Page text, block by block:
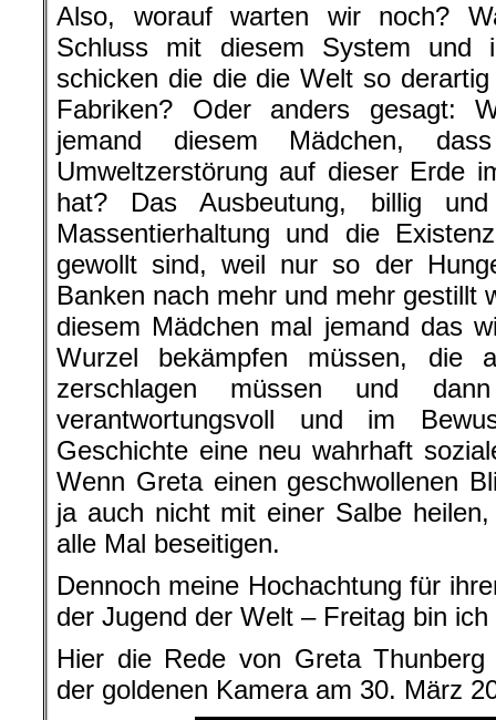
Also, worauf warten wir noch?
Schluss mit diesem System und
schicken die die die Welt so
Fabriken? Oder anders gesagt:
jemand diesem Mädchen,
Umweltzerstörung auf dieser Erde
hat? Das Ausbeutung, billig und
Massentierhaltung und die
gewollt sind, weil nur so der
Banken nach mehr und mehr gestillt
diesem Mädchen mal jemand das
Wurzel bekämpfen müssen, die
zerschlagen müssen und
verantwortungsvoll und im
Geschichte eine neu wahrhaft
Wenn Greta einen geschwollenen
ja auch nicht mit einer Salbe
alle Mal beseitigen.
Dennoch meine Hochachtung für
der Jugend der Welt – Freitag bin
Hier die Rede von Greta Thunberg
der goldenen Kamera am 30. März